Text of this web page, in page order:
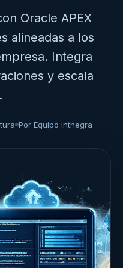
Oracle APEX
alineadas a los
Integra
y escala
·Por Equipo Inthegra